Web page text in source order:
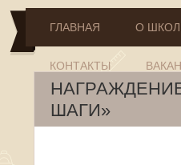
ГЛАВНАЯ О
КОНТАКТЫ
ШАГИ»